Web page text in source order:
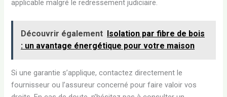
applicable malgré le redressement judiciaire.
Découvrir également Isolation par fibre de bois
: un avantage énergétique pour votre maison
Si une garantie s’applique, contactez directement le
fournisseur ou l’assureur concerné pour faire valoir vos